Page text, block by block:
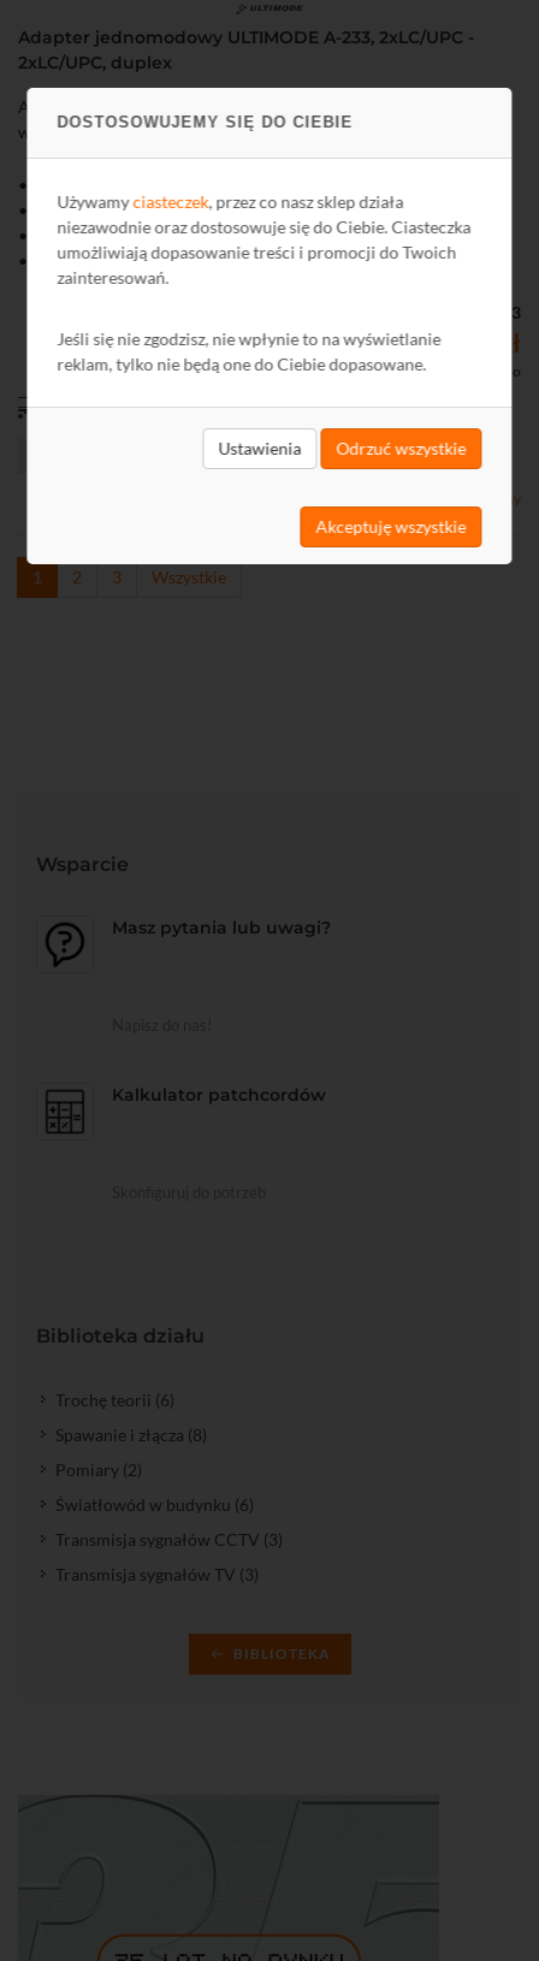
DOSTOSOWUJEMY SIĘ DO CIEBIE
Używamyciasteczek, przez co nasz sklep działa
niezawodnie oraz dostosowuje się do Ciebie. Ciasteczka
umożliwiają dopasowanie treści i promocji do Twoich
zainteresowań.
Jeśli się nie zgodzisz, nie wpłynie to na wyświetlanie
reklam, tylko nie będą one do Ciebie dopasowane.
Ustawienia Odrzuć wszystkie
Akceptuję wszystkie
Adapter jednomodowy ULTIMODE A-233, 2xLC/UPC -
2xLC/UPC, duplex
Adapter jednomodowy ULTIMODE A-233 pozwala na łączenie
włókien światłowodowych zakończonych złączami LC/UPC.
• Typ adaptera: duplex
• Złącza: 2x LC/UPC - 2x LC/UPC
• Tłumienie: < 0,2 dB
• Zastosowanie: sieci jednomodowe
Kod: L42233
2,71 zł
2,20 zł netto
od 11,00 zł
Dostępny
1 2 3 Wszystkie
Wsparcie
Masz pytania lub uwagi?
Kalkulator patchcordów
Biblioteka działu
Trochę teorii (6)
Spawanie i złącza (8)
Pomiary (2)
Światłowód w budynku (6)
Transmisja sygnałów CCTV (3)
Transmisja sygnałów TV (3)
BIBLIOTEKA